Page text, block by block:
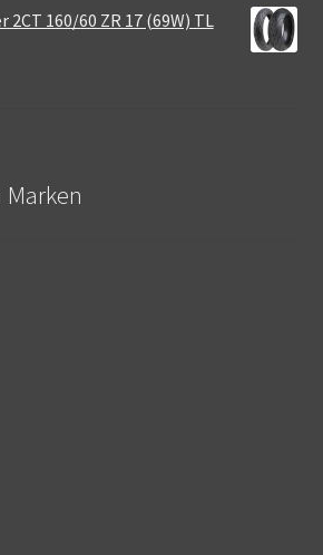
160/60 ZR 17 (69W) TL